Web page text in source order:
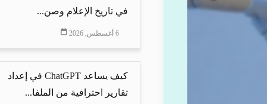
في تاريخ الإعلام وصن...
6 أغسطس, 2026
كيف يساعد ChatGPT في إعداد
تقارير احترافية من الملفا...